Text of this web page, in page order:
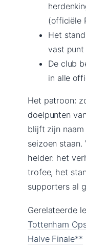
(officiële
Het
vast punt
De club
in alle
Het patroon:
doelpunten
blijft zijn naam
seizoen
helder: het
trofee, het
supporters al
Gerelateerde
Tottenham
Halve Finale**